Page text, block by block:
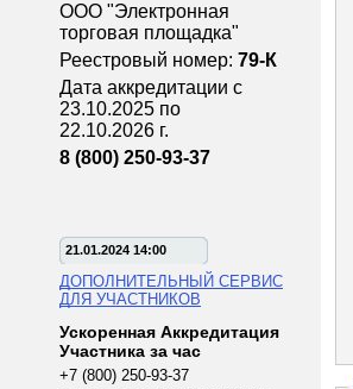
ООО "Электронная
торговая площадка"
Реестровый номер: 79-К
Дата аккредитации с
23.10.2025 по
22.10.2026 г.
8 (800) 250-93-37
21.01.2024 14:00
ДОПОЛНИТЕЛЬНЫЙ СЕРВИС
ДЛЯ УЧАСТНИКОВ
Ускоренная Аккредитация
Участника за час
+7 (800) 250-93-37